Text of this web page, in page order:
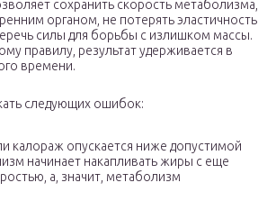
сохранить скорость метаболизма,
органом, не потерять эластичность
силы для борьбы с излишком массы.
правилу, результат удерживается в
времени.
следующих ошибок:
калораж опускается ниже допустимой
начинает накапливать жиры с еще
а, значит, метаболизм